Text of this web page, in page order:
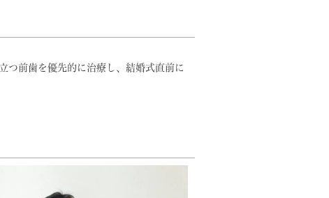
つ前歯を優先的に治療し、結婚式直前に